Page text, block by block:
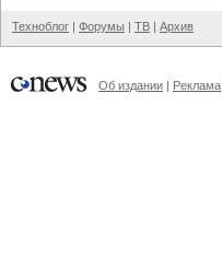
Техноблог | Форумы | ТВ | Архив
Об издании | Реклама